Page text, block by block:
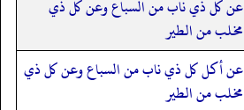
عن كل ذي ناب من السباع وعن كل ذي
مخلب من الطير
عن أكل كل ذي ناب من السباع وعن كل ذي
مخلب من الطير